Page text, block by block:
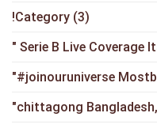
!Category (3)
"️ Serie B Live Coverage
"#joinouruniverse
"chittagong